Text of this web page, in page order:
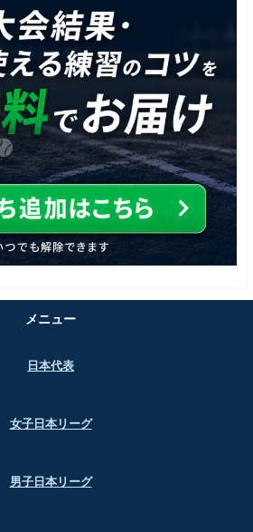
メニュー
日本代表
女子日本リーグ
男子日本リーグ